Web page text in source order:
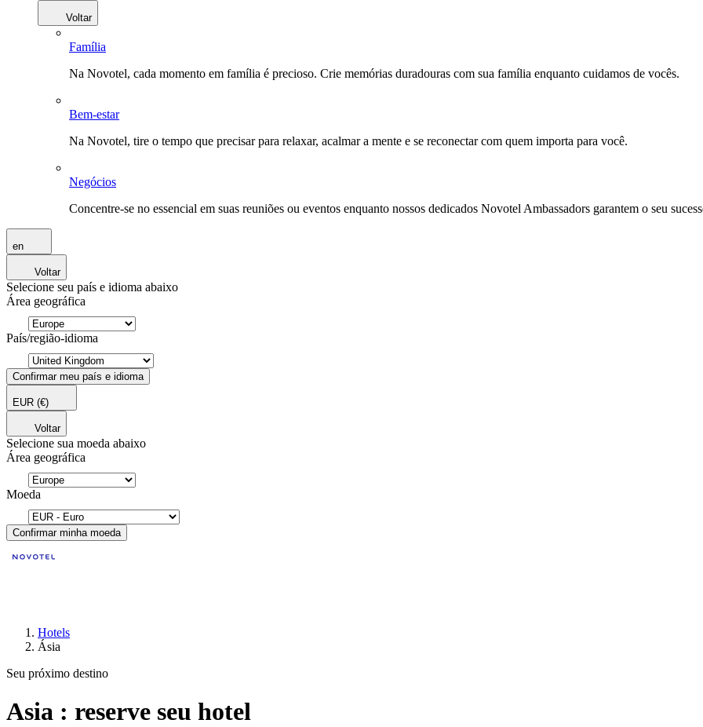
Voltar
Família
Na Novotel, cada momento em família é precioso. Crie memórias duradouras com sua família enquanto cuidamos de vocês.
Bem-estar
Na Novotel, tire o tempo que precisar para relaxar, acalmar a mente e se reconectar com quem importa para você.
Negócios
Concentre-se no essencial em suas reuniões ou eventos enquanto nossos dedicados Novotel Ambassadors garantem o seu
en
Voltar
Selecione seu país e idioma abaixo
Área geográfica
País/região-idioma
Confirmar meu país e idioma
EUR (€)
Voltar
Selecione sua moeda abaixo
Área geográfica
Moeda
Confirmar minha moeda
Hotels
Ásia
Seu próximo destino
Asia : reserve seu hotel